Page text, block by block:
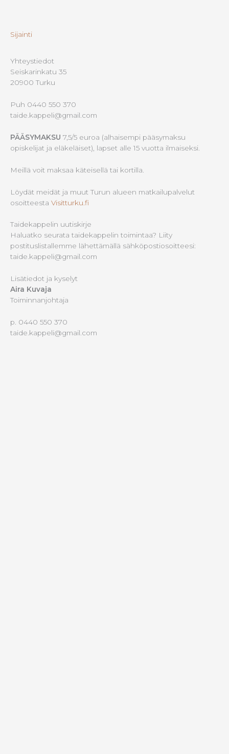
Sijainti
Yhteystiedot
Seiskarinkatu 35
20900 Turku
Puh 0440 550 370
taide.kappeli@gmail.com
PÄÄSYMAKSU 7,5/5 euroa (alhaisempi pääsymaksu
opiskelijat ja eläkeläiset), lapset alle 15 vuotta ilmaiseksi.
Meillä voit maksaa käteisellä tai kortilla.
Löydät meidät ja muut Turun alueen matkailupalvelut
osoitteesta Visitturku.fi
Taidekappelin uutiskirje
Haluatko seurata taidekappelin toimintaa? Liity
postituslistallemme lähettämällä sähköpostiosoitteesi:
taide.kappeli@gmail.com
Lisätiedot ja kyselyt
Aira Kuvaja
Toiminnanjohtaja
p. 0440 550 370
taide.kappeli@gmail.com